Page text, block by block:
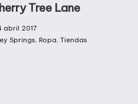
Tree Lane
abril 2017
Springs, Ropa, Tiendas